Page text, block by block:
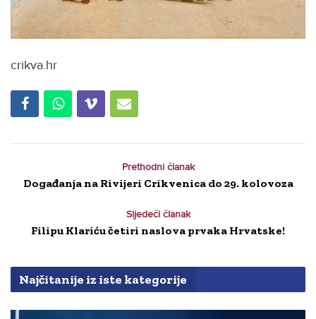
crikva.hr
Prethodni članak
Događanja na Rivijeri Crikvenica do 29. kolovoza
Sljedeći članak
Filipu Klariću četiri naslova prvaka Hrvatske!
Najčitanije iz iste kategorije